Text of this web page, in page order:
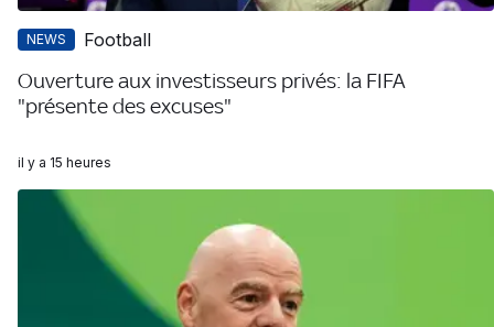
NEWS Football
Ouverture aux investisseurs privés: la FIFA
"présente des excuses"
il y a 15 heures